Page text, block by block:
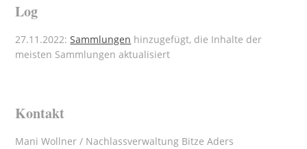
Log
27.11.2022:Sammlungen hinzugefügt, die Inhalte der
meisten Sammlungen aktualisiert
Kontakt
Mani Wollner / Nachlassverwaltung Bitze Aders